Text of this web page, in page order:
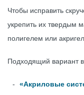
Чтобы исправить
укрепить их твердым
полигелем или
Подходящий вариант
«Акриловые